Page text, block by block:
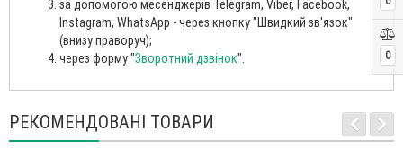
0
за допомогою месенджерів Telegram, Viber, Facebook,
Instagram, WhatsApp - через кнопку "Швидкий зв'язок"
(внизу праворуч);
через форму "Зворотний дзвінок".
РЕКОМЕНДОВАНІ ТОВАРИ